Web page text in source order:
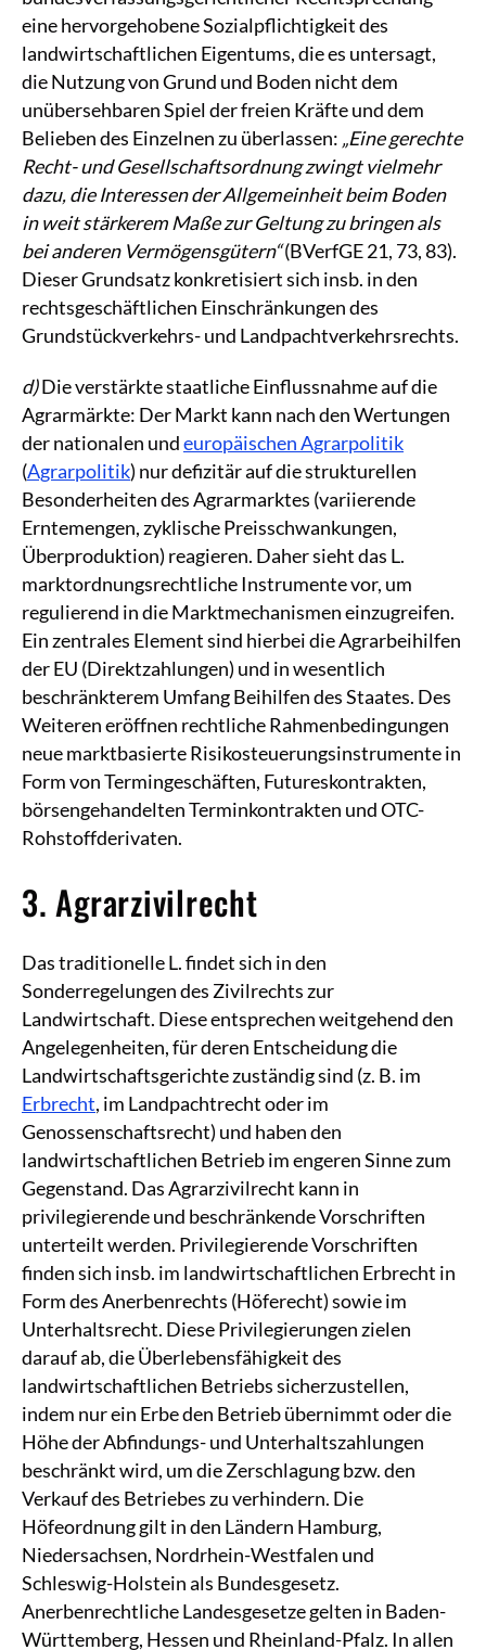
eine hervorgehobene Sozialpflichtigkeit des
landwirtschaftlichen Eigentums, die es untersagt,
die Nutzung von Grund und Boden nicht dem
unübersehbaren Spiel der freien Kräfte und dem
Belieben des Einzelnen zu überlassen: „Eine gerechte
Recht- und Gesellschaftsordnung zwingt vielmehr
dazu, die Interessen der Allgemeinheit beim Boden
in weit stärkerem Maße zur Geltung zu bringen als
bei anderen Vermögensgütern“(BVerfGE 21, 73, 83).
Dieser Grundsatz konkretisiert sich insb. in den
rechtsgeschäftlichen Einschränkungen des
Grundstückverkehrs- und Landpachtverkehrsrechts.
d)Die verstärkte staatliche Einflussnahme auf die
Agrarmärkte: Der Markt kann nach den Wertungen
der nationalen undeuropäischen Agrarpolitik
(Agrarpolitik) nur defizitär auf die strukturellen
Besonderheiten des Agrarmarktes (variierende
Erntemengen, zyklische Preisschwankungen,
Überproduktion) reagieren. Daher sieht das L.
marktordnungsrechtliche Instrumente vor, um
regulierend in die Marktmechanismen einzugreifen.
Ein zentrales Element sind hierbei die Agrarbeihilfen
der EU (Direktzahlungen) und in wesentlich
beschränkterem Umfang Beihilfen des Staates. Des
Weiteren eröffnen rechtliche Rahmenbedingungen
neue marktbasierte Risikosteuerungsinstrumente in
Form von Termingeschäften, Futureskontrakten,
börsengehandelten Terminkontrakten und OTC-
Rohstoffderivaten.
3. Agrarzivilrecht
Das traditionelle L. findet sich in den
Sonderregelungen des Zivilrechts zur
Landwirtschaft. Diese entsprechen weitgehend den
Angelegenheiten, für deren Entscheidung die
Landwirtschaftsgerichte zuständig sind (z. B. im
Erbrecht, im Landpachtrecht oder im
Genossenschaftsrecht) und haben den
landwirtschaftlichen Betrieb im engeren Sinne zum
Gegenstand. Das Agrarzivilrecht kann in
privilegierende und beschränkende Vorschriften
unterteilt werden. Privilegierende Vorschriften
finden sich insb. im landwirtschaftlichen Erbrecht in
Form des Anerbenrechts (Höferecht) sowie im
Unterhaltsrecht. Diese Privilegierungen zielen
darauf ab, die Überlebensfähigkeit des
landwirtschaftlichen Betriebs sicherzustellen,
indem nur ein Erbe den Betrieb übernimmt oder die
Höhe der Abfindungs- und Unterhaltszahlungen
beschränkt wird, um die Zerschlagung bzw. den
Verkauf des Betriebes zu verhindern. Die
Höfeordnung gilt in den Ländern Hamburg,
Niedersachsen, Nordrhein-Westfalen und
Schleswig-Holstein als Bundesgesetz.
Anerbenrechtliche Landesgesetze gelten in Baden-
Württemberg, Hessen und Rheinland-Pfalz. In allen